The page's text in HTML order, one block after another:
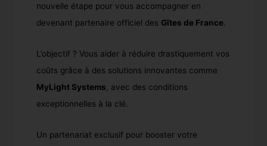
nouvelle étape pour vous accompagner en
devenant partenaire officiel des Gîtes de France.
L’objectif ? Vous aider à réduire drastiquement vos
coûts grâce à des solutions innovantes comme
MyLight Systems , avec des conditions
exceptionnelles à la clé.
Un partenariat exclusif pour booster votre